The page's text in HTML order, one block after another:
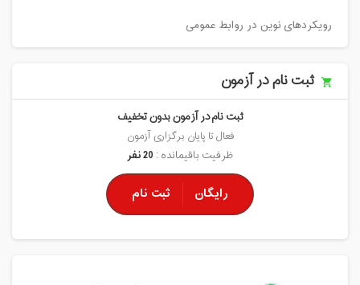
تخفیفهای مشارکتی
درباره ما
رویکردهای نوین در روابط عمومی
ثبت نام در آزمون
ثبت نام در آزمون بدون تخفیف
فعال تا پایان برگزاری آزمون
ظرفیت باقیمانده : 20 نفر
رایگان ثبت نام